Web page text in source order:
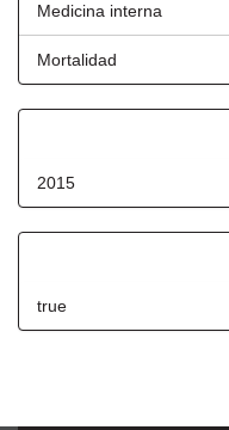
Medicina interna
Mortalidad
2015
true